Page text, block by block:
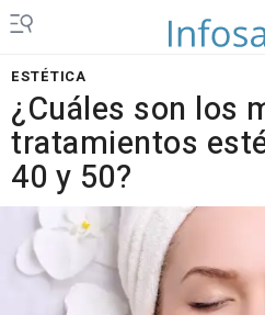
ESTÉTICA
¿Cuáles son los
tratamientos
40 y 50?